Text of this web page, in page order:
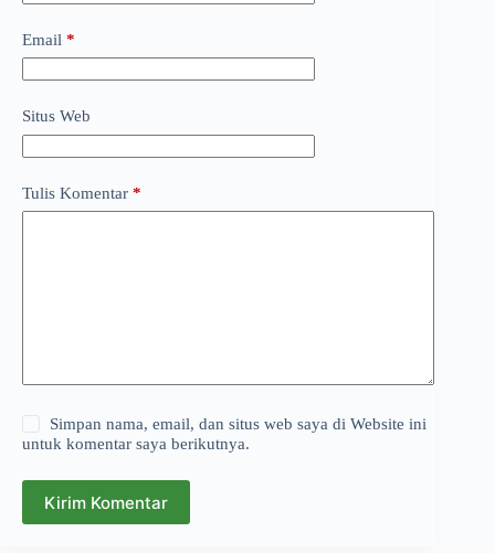
Email *
Situs Web
Tulis Komentar *
Simpan nama, email, dan situs web saya di Website ini
untuk komentar saya berikutnya.
Kirim Komentar